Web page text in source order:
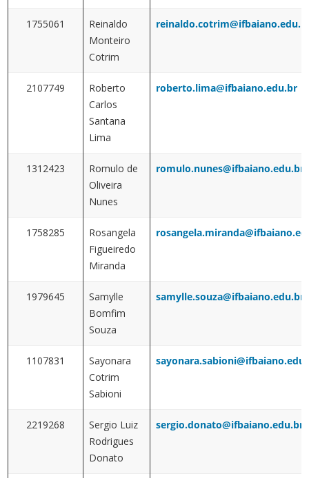
1755061
Reinaldo
Monteiro
Cotrim
2107749
Roberto
Carlos
Santana
Lima
roberto.lima@ifbaiano.edu.br
1312423
Romulo de
Oliveira
Nunes
romulo.nunes@ifbaiano.edu.br
1758285
Rosangela
Figueiredo
Miranda
1979645
Samylle
Bomfim
Souza
samylle.souza@ifbaiano.edu.br
1107831
Sayonara
Cotrim
Sabioni
2219268
Sergio Luiz
Rodrigues
Donato
sergio.donato@ifbaiano.edu.br